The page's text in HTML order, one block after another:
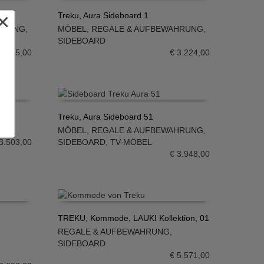
2.665,00
IN DEN WARENKORB
Treku, Aura Sideboard 1
MÖBEL
REGALE & AUFBEWAHRUNG
SIDEBOARD
€ 3.224,00
IN DEN WARENKORB
Treku, Aura Sideboard 51
MÖBEL
REGALE & AUFBEWAHRUNG
SIDEBOARD ,TV-MÖBEL
€ 3.948,00
IN DEN WARENKORB
TREKU, Kommode, LAUKI Kollektion, 01
REGALE & AUFBEWAHRUNG
SIDEBOARD
€ 5.571,00